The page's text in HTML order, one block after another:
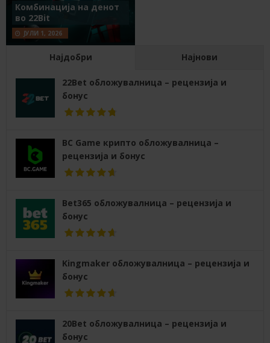
Комбинација на денот
во 22Bit
ЈУЛИ 1, 2026
Најдобри Најнови
22Bet обложувалница – рецензија и
бонус
BC Game крипто обложувалница –
рецензија и бонус
Bet365 обложувалница – рецензија и
бонус
Kingmaker обложувалница – рецензија и
бонус
20Bet обложувалница – рецензија и
бонус